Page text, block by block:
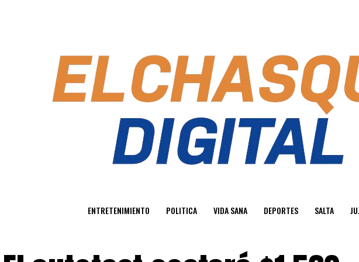
ENTRETENIMIENTO POLITICA VIDA SANA DEPORTES SALTA